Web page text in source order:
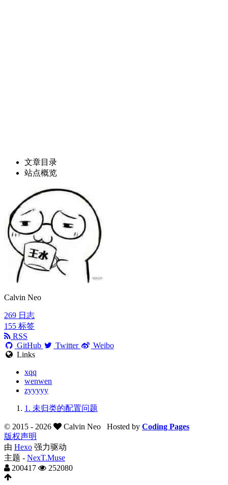
文章目录
站点概览
Calvin Neo
269 日志
155 标签
RSS
GitHub
Twitter
Weibo
Links
xqq
wenwen
zyyyyy
1. 未归类的配置问题
© 2015 - 2026 Calvin Neo Hosted by Coding Pages
版权声明
由 Hexo 强力驱动
主题 - NexT.Muse
200417
252080